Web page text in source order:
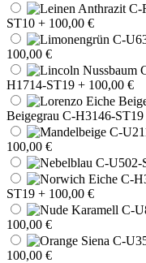
ST10 + 100,00 €
100,00 €
H1714-ST19 + 100,00 €
Beigegrau C-H3146-ST19
100,00 €
ST19 + 100,00 €
100,00 €
100,00 €